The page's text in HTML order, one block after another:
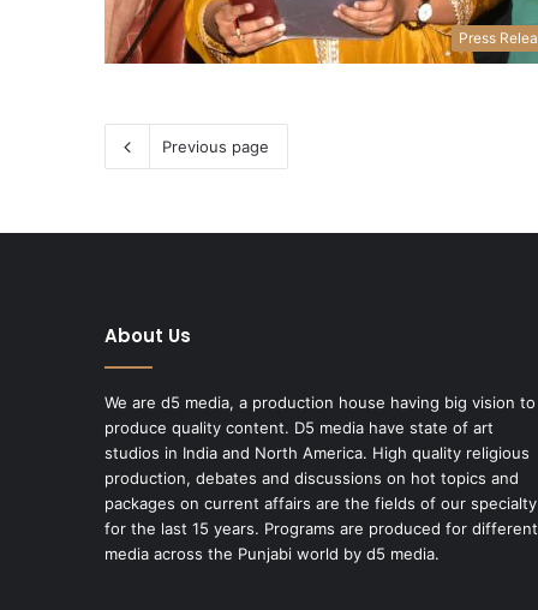
Press
Previous page
About Us
We are d5 media, a production house having big vision to
produce quality content. D5 media have state of art
studios in India and North America. High quality religious
production, debates and discussions on hot topics and
packages on current affairs are the fields of our specialty
for the last 15 years. Programs are produced for different
media across the Punjabi world by d5 media.